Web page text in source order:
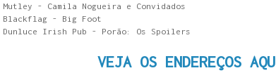
- Camila Nogueira e Convidados
Blackflag - Big Foot
Irish Pub - Porão: Os Spoilers
VEJA OS ENDEREÇOS